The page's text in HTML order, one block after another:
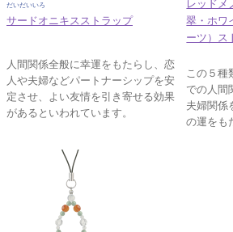
だいだいいろ
サードオニキスストラップ
人間関係全般に幸運をもたらし、恋
人や夫婦などパートナーシップを安
定させ、よい友情を引き寄せる効果
があるといわれています。
レッドメ
翠・ホワ
ーツ）ス
この５種
での人間
夫婦関係
の運をも